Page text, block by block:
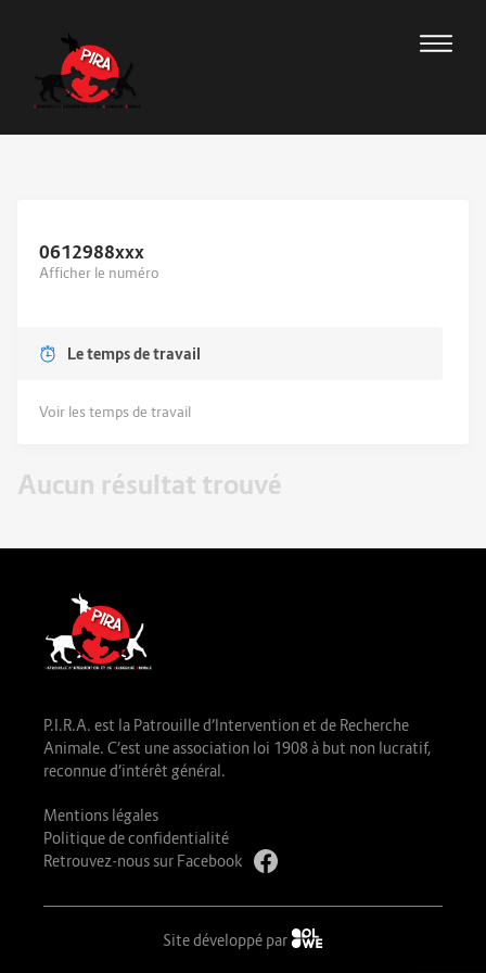
0612988xxx
Afficher le numéro
Le temps de travail
Voir les temps de travail
Aucun résultat trouvé
P.I.R.A. est la Patrouille d’Intervention et de Recherche
Animale. C’est une association loi 1908 à but non lucratif,
reconnue d’intérêt général.
Mentions légales
Politique de confidentialité
Retrouvez-nous sur Facebook
Site développé par